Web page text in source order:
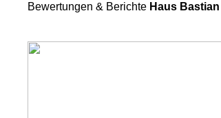
Bewertungen & Berichte Haus